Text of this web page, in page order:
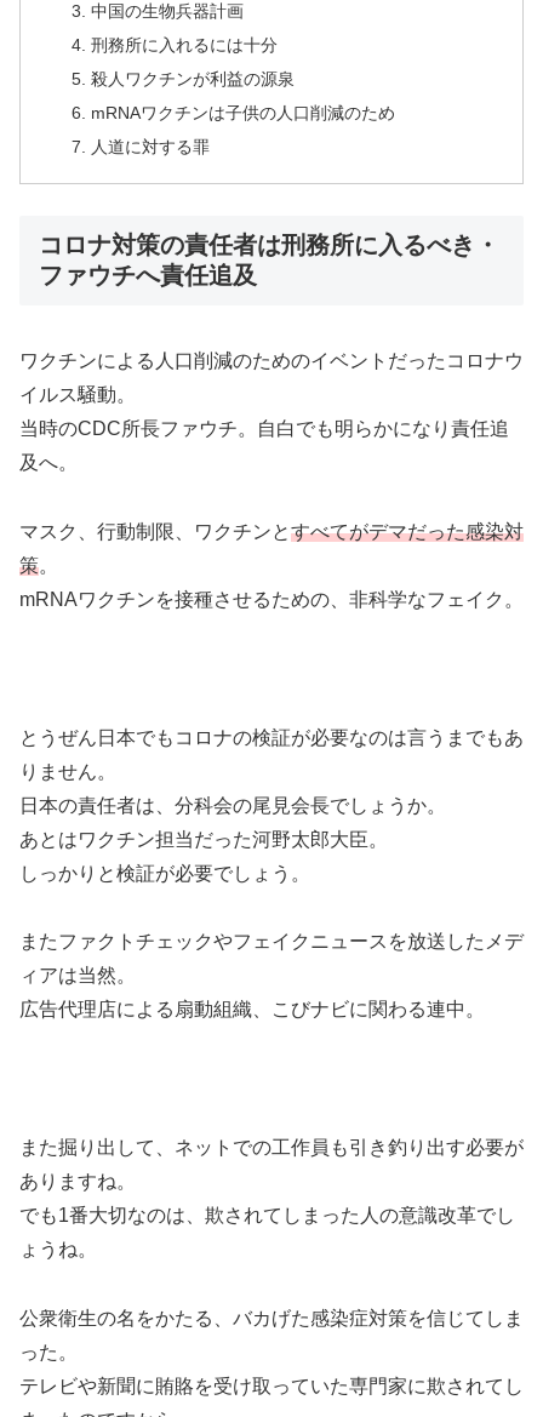
中国の生物兵器計画
刑務所に入れるには十分
殺人ワクチンが利益の源泉
mRNAワクチンは子供の人口削減のため
人道に対する罪
コロナ対策の責任者は刑務所に入るべき・
ファウチへ責任追及
ワクチンによる人口削減のためのイベントだったコロナウ
イルス騒動。
当時のCDC所長ファウチ。自白でも明らかになり責任追
及へ。
マスク、行動制限、ワクチンとすべてがデマだった感染対
策。
mRNAワクチンを接種させるための、非科学なフェイク。
とうぜん日本でもコロナの検証が必要なのは言うまでもあ
りません。
日本の責任者は、分科会の尾見会長でしょうか。
あとはワクチン担当だった河野太郎大臣。
しっかりと検証が必要でしょう。
またファクトチェックやフェイクニュースを放送したメデ
ィアは当然。
広告代理店による扇動組織、こびナビに関わる連中。
また掘り出して、ネットでの工作員も引き釣り出す必要が
ありますね。
でも1番大切なのは、欺されてしまった人の意識改革でし
ょうね。
公衆衛生の名をかたる、バカげた感染症対策を信じてしま
った。
テレビや新聞に賄賂を受け取っていた専門家に欺されてし